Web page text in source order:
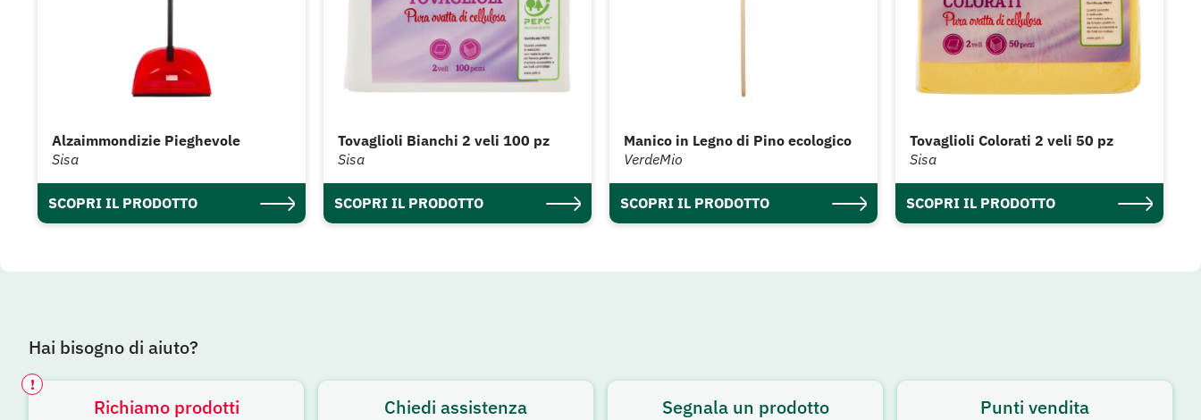
Alzaimmondizie Pieghevole
Sisa
SCOPRI IL PRODOTTO
Tovaglioli Bianchi 2 veli 100 pz
Sisa
SCOPRI IL PRODOTTO
Manico in Legno di Pino ecologico
VerdeMio
SCOPRI IL PRODOTTO
Tovaglioli Colorati 2 veli 50 pz
Sisa
SCOPRI IL PRODOTTO
Hai bisogno di aiuto?
Richiamo prodotti
!
Chiedi assistenza Segnala un prodotto Punti vendita